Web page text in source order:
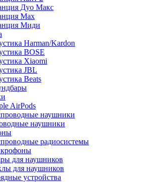
Дуо Макс
Max
Миди
Harman/Kardon
BOSE
Xiaomi
JBL
Beats
AirPods
наушники
наушники
радиосистемы
для наушников
для наушников
устройства